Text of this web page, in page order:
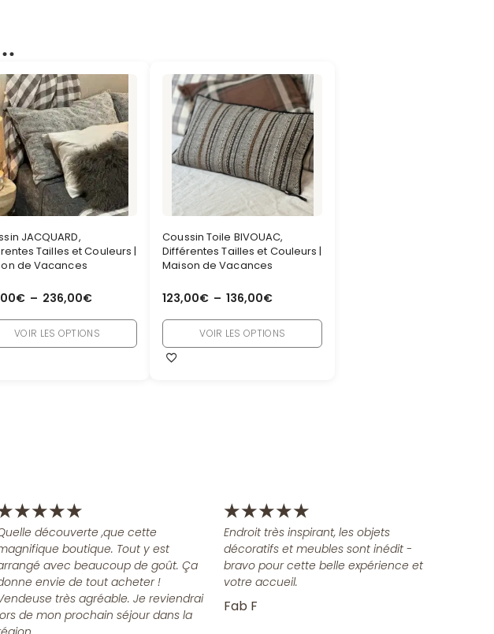
JACQUARD,
Tailles et Couleurs |
de Vacances
€ – 236,00€
VOIR LES OPTIONS
Coussin Toile BIVOUAC,
Différentes Tailles et Couleurs |
Maison de Vacances
123,00€ – 136,00€
VOIR LES OPTIONS
★★★★
découverte ,que cette
boutique. Tout y est
avec beaucoup de goût. Ça
envie de tout acheter !
très agréable. Je reviendrai
de mon prochain séjour dans la
★★★★★
Endroit très inspirant, les objets
décoratifs et meubles sont inédit -
bravo pour cette belle expérience et
votre accueil.
Fab F